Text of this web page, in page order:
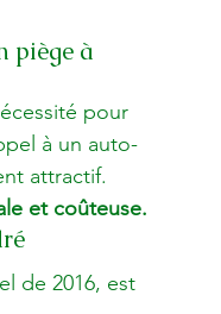
piège à
pour
à un auto-
attractif.
et coûteuse.
de 2016, est